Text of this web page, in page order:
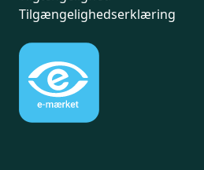
Tilgængelighedserklæring